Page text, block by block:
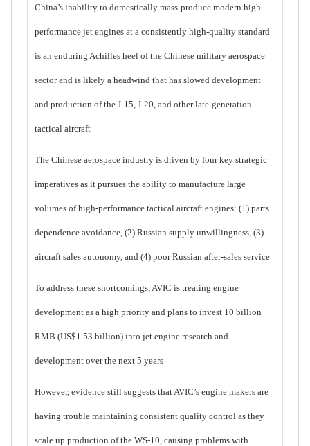
China’s inability to domestically mass-produce modern high-
performance jet engines at a consistently high-quality standard
is an enduring Achilles heel of the Chinese military aerospace
sector and is likely a headwind that has slowed development
and production of the J-15, J-20, and other late-generation
tactical aircraft
The Chinese aerospace industry is driven by four key strategic
imperatives as it pursues the ability to manufacture large
volumes of high-performance tactical aircraft engines: (1) parts
dependence avoidance, (2) Russian supply unwillingness, (3)
aircraft sales autonomy, and (4) poor Russian after-sales service
To address these shortcomings, AVIC is treating engine
development as a high priority and plans to invest 10 billion
RMB (US$1.53 billion) into jet engine research and
development over the next 5 years
However, evidence still suggests that AVIC’s engine makers are
having trouble maintaining consistent quality control as they
scale up production of the WS-10, causing problems with